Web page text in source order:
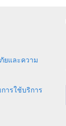
ยและความ
ารใช้บริการ